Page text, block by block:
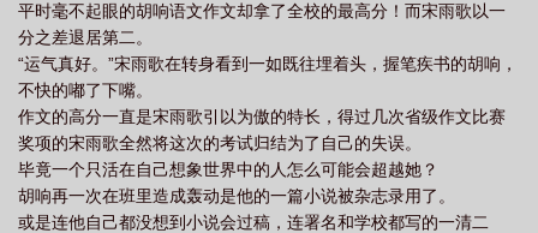
平时毫不起眼的胡响语文作文却拿了全校的最高分！而宋雨歌以一
分之差退居第二。
“运气真好。”宋雨歌在转身看到一如既往埋着头，握笔疾书的胡响，
不快的嘟了下嘴。
作文的高分一直是宋雨歌引以为傲的特长，得过几次省级作文比赛
奖项的宋雨歌全然将这次的考试归结为了自己的失误。
毕竟一个只活在自己想象世界中的人怎么可能会超越她？
胡响再一次在班里造成轰动是他的一篇小说被杂志录用了。
或是连他自己都没想到小说会过稿，连署名和学校都写的一清二